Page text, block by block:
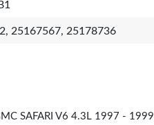
25167567, 25178736
SAFARI V6 4.3L 1997 - 1999